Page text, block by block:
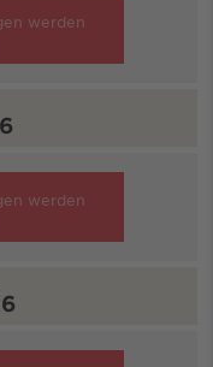
werden
werden